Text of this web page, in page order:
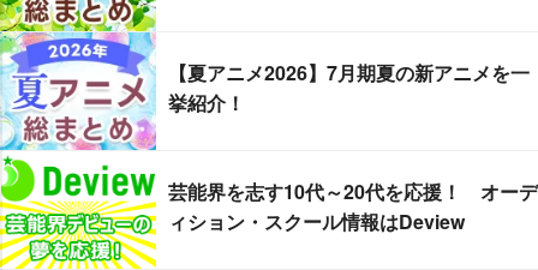
【夏アニメ2026】7月期夏の新アニメを一
挙紹介！
芸能界を志す10代～20代を応援！ オーデ
ィション・スクール情報はDeview